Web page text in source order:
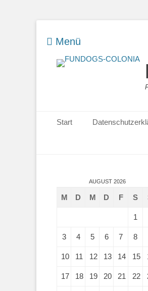
Menü
Primäres Menü
Inhalt
Start
AUGUST 2026
M D M D F S
1
3 4 5 6 7 8
10 11 12 13 14 15
17 18 19 20 21 22